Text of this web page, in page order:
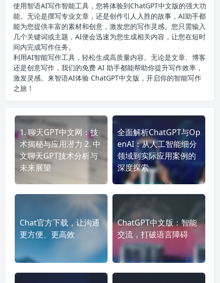
使用智语AI写作智能工具，您将体验到ChatGPT中文版的强大功
能。无论是撰写专业文章，还是创作引人入胜的故事，AI助手都
能为您提供丰富的素材和创意，激发您的写作灵感。您只需输入
几个关键词或主题，AI便会迅速为您生成相关内容，让您在短时
间内完成写作任务。
利用AI智能写作工具，轻松生成高质量内容。无论是文章、博客
还是创意写作，我们的免费 AI 助手都能帮助你提升写作效率，
激发灵感。来智语AI体验 ChatGPT中文版 ，开启你的智能写作
之旅！
1. 聊天GPT中文网：技
术揭秘与应用潜力 2. 中
文聊天GPT技术分析与
未来展望
全面解析ChatGPT与Op
enAI：从人工智能细分
领域到实际应用案例的
深度探索
Chat官方下载，让沟通
更方便、更高效
ChatGPT中文版：智能
交流，打破语言障碍